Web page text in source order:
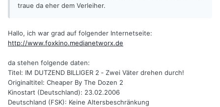
traue da eher dem Verleiher.
Hallo, ich war grad auf folgender Internetseite:
http://www.foxkino.medianetworx.de
da stehen folgende daten:
Titel: IM DUTZEND BILLIGER 2 ‑ Zwei Väter drehen durch!
Originaltitel: Cheaper By The Dozen 2
Kinostart (Deutschland): 23.02.2006
Deutschland (FSK): Keine Altersbeschränkung